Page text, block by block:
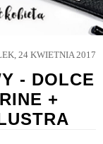
24 KWIETNIA 2017
- DOLCE
+